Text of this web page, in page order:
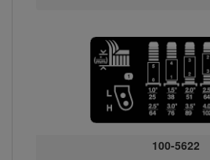
100-5622